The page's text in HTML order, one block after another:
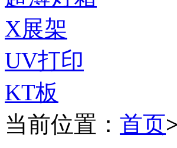
X展架
UV打印
KT板
当前位置： 首页